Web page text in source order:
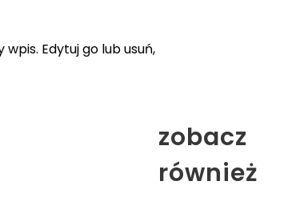
Edytuj go lub usuń,
zobacz
również